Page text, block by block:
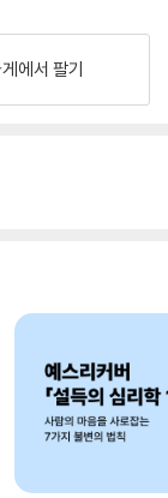
에서 팔기